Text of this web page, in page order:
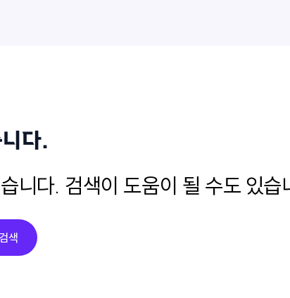
다.
니다. 검색이 도움이 될 수도 있습